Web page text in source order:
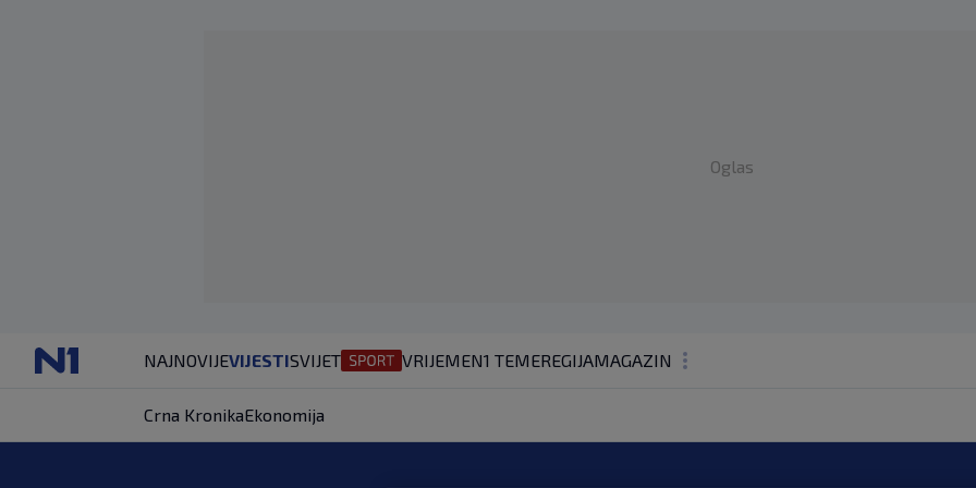
Oglas
NAJNOVIJEVIJESTISVIJET VRIJEMEN1 TEMEREGIJAMAGAZIN
KOLUMNE
Crna KronikaEkonomija